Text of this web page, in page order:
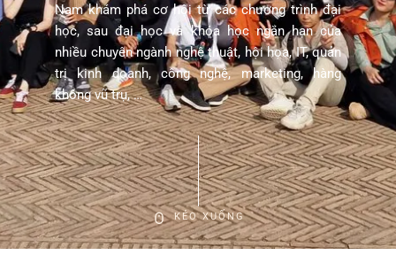
Nam khám phá cơ hội từ các chương trình đại
học, sau đại học và khóa học ngắn hạn của
nhiều chuyên ngành nghệ thuật, hội họa, IT, quản
trị kinh doanh, công nghệ, marketing, hàng
không vũ trụ, …
KÉO XUỐNG